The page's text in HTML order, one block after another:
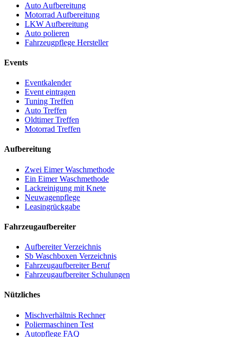
Auto Aufbereitung
Motorrad Aufbereitung
LKW Aufbereitung
Auto polieren
Fahrzeugpflege Hersteller
Events
Eventkalender
Event eintragen
Tuning Treffen
Auto Treffen
Oldtimer Treffen
Motorrad Treffen
Aufbereitung
Zwei Eimer Waschmethode
Ein Eimer Waschmethode
Lackreinigung mit Knete
Neuwagenpflege
Leasingrückgabe
Fahrzeugaufbereiter
Aufbereiter Verzeichnis
Sb Waschboxen Verzeichnis
Fahrzeugaufbereiter Beruf
Fahrzeugaufbereiter Schulungen
Nützliches
Mischverhältnis Rechner
Poliermaschinen Test
Autopflege FAQ